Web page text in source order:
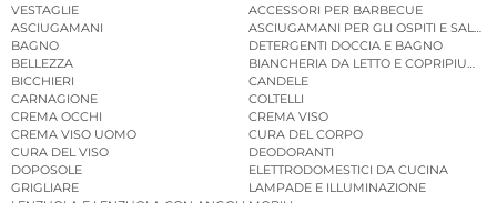
VESTAGLIE
ACCESSORI PER BARBECUE
ASCIUGAMANI
ASCIUGAMANI PER GLI OSPITI E
BAGNO
DETERGENTI DOCCIA E BAGNO
BELLEZZA
BIANCHERIA DA LETTO E COPRIPIUMINI
BICCHIERI
CANDELE
CARNAGIONE
COLTELLI
CREMA OCCHI
CREMA VISO
CREMA VISO UOMO
CURA DEL CORPO
CURA DEL VISO
DEODORANTI
DOPOSOLE
ELETTRODOMESTICI DA CUCINA
GRIGLIARE
LAMPADE E ILLUMINAZIONE